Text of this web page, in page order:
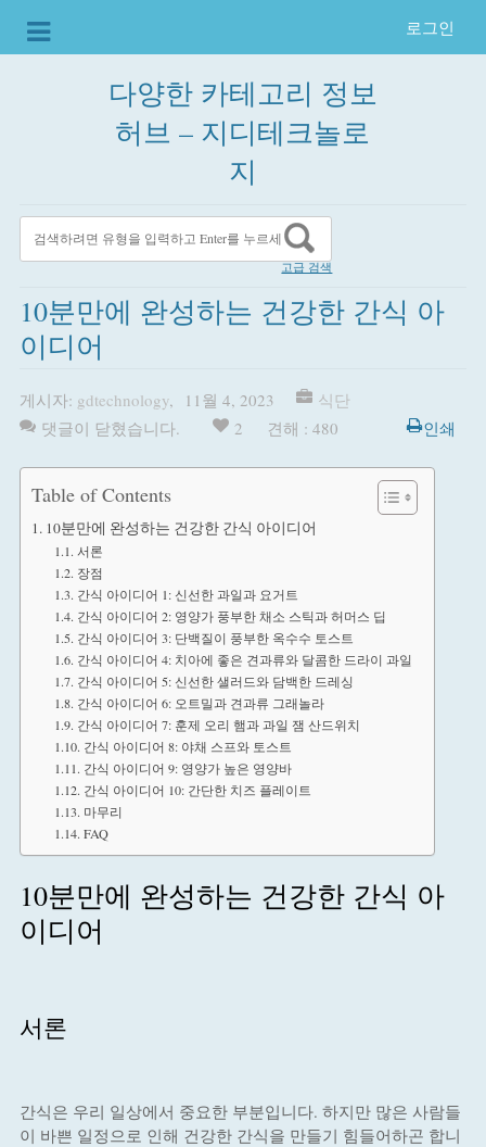
로그인
다양한 카테고리 정보
허브 – 지디테크놀로
지
고급 검색
10분만에 완성하는 건강한 간식 아
이디어
게시자: gdtechnology, 11월 4, 2023
식단
댓글이 닫혔습니다.
2 견해 : 480 인쇄
Table of Contents
10분만에 완성하는 건강한 간식 아이디어
서론
장점
간식 아이디어 1: 신선한 과일과 요거트
간식 아이디어 2: 영양가 풍부한 채소 스틱과 허머스 딥
간식 아이디어 3: 단백질이 풍부한 옥수수 토스트
간식 아이디어 4: 치아에 좋은 견과류와 달콤한 드라이 과일
간식 아이디어 5: 신선한 샐러드와 담백한 드레싱
간식 아이디어 6: 오트밀과 견과류 그래놀라
간식 아이디어 7: 훈제 오리 햄과 과일 잼 산드위치
간식 아이디어 8: 야채 스프와 토스트
간식 아이디어 9: 영양가 높은 영양바
간식 아이디어 10: 간단한 치즈 플레이트
마무리
FAQ
10분만에 완성하는 건강한 간식 아
이디어
서론
간식은 우리 일상에서 중요한 부분입니다. 하지만 많은 사람들
이 바쁜 일정으로 인해 건강한 간식을 만들기 힘들어하곤 합니